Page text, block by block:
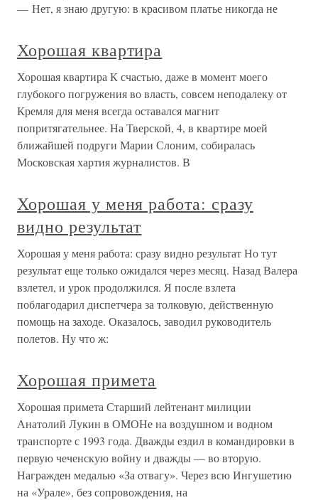
— Нет, я знаю другую: в красивом платье никогда не
Хорошая квартира
Хорошая квартира К счастью, даже в момент моего
глубокого погружения во власть, совсем неподалеку от
Кремля для меня всегда оставался магнит
попритягательнее. На Тверской, 4, в квартире моей
ближайшей подруги Марии Слоним, собиралась
Московская хартия журналистов. В
Хорошая у меня работа: сразу
видно результат
Хорошая у меня работа: сразу видно результат Но тут
результат еще только ожидался через месяц. Назад Валера
взлетел, и урок продолжился. Я после взлета
поблагодарил диспетчера за толковую, действенную
помощь на заходе. Оказалось, заводил руководитель
полетов. Ну что ж:
Хорошая примета
Хорошая примета Старший лейтенант милиции
Анатолий Лукин в ОМОНе на воздушном и водном
транспорте с 1993 года. Дважды ездил в командировки в
первую чеченскую войну и дважды — во вторую.
Награжден медалью «За отвагу». Через всю Ингушетию
на «Урале», без сопровождения, на